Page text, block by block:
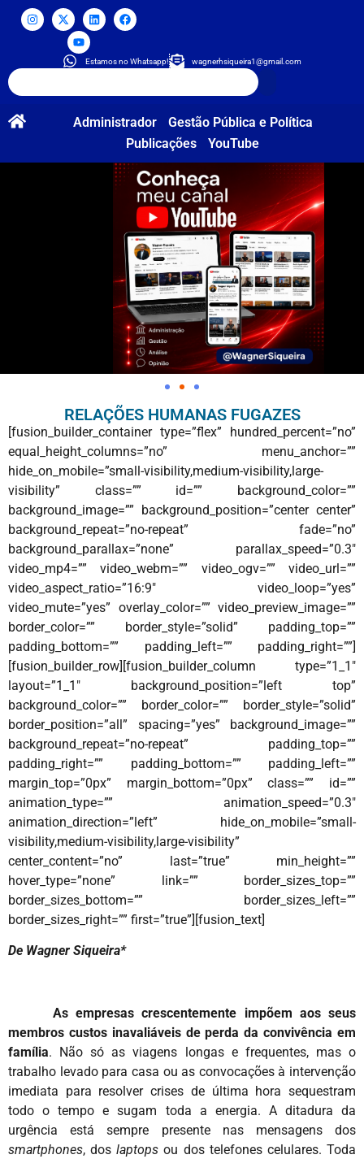
Estamos no Whatsapp! wagnerhsiqueira1@gmail.com
Administrador
Gestão Pública e Política
Publicações
YouTube
RELAÇÕES HUMANAS FUGAZES
[fusion_builder_container type=”flex” hundred_percent=”no”
equal_height_columns=”no” menu_anchor=””
hide_on_mobile=”small-visibility,medium-visibility,large-
visibility” class=”” id=”” background_color=””
background_image=”” background_position=”center center”
background_repeat=”no-repeat” fade=”no”
background_parallax=”none” parallax_speed=”0.3″
video_mp4=”” video_webm=”” video_ogv=”” video_url=””
video_aspect_ratio=”16:9″ video_loop=”yes”
video_mute=”yes” overlay_color=”” video_preview_image=””
border_color=”” border_style=”solid” padding_top=””
padding_bottom=”” padding_left=”” padding_right=””]
[fusion_builder_row][fusion_builder_column type=”1_1″
layout=”1_1″ background_position=”left top”
background_color=”” border_color=”” border_style=”solid”
border_position=”all” spacing=”yes” background_image=””
background_repeat=”no-repeat” padding_top=””
padding_right=”” padding_bottom=”” padding_left=””
margin_top=”0px” margin_bottom=”0px” class=”” id=””
animation_type=”” animation_speed=”0.3″
animation_direction=”left” hide_on_mobile=”small-
visibility,medium-visibility,large-visibility”
center_content=”no” last=”true” min_height=””
hover_type=”none” link=”” border_sizes_top=””
border_sizes_bottom=”” border_sizes_left=””
border_sizes_right=”” first=”true”][fusion_text]
De Wagner Siqueira*
As empresas crescentemente impõem aos seus
membros custos inavaliáveis de perda da convivência em
família. Não só as viagens longas e frequentes, mas o
trabalho levado para casa ou as convocações à intervenção
imediata para resolver crises de última hora sequestram
todo o tempo e sugam toda a energia. A ditadura da
urgência está sempre presente nas mensagens dos
smartphones, doslaptops ou dos telefones celulares. Toda